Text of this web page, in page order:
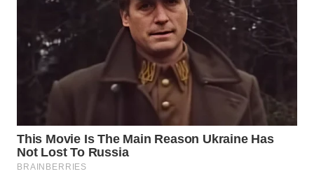
WAHANA
ADVOKAT
WAHANA
KONSUMEN